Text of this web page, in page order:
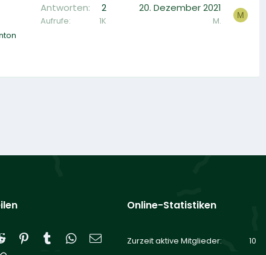
Antworten 2
Aufrufe 1K
20. Dezember 2021
M. M
Reddit Pinterest
Tumblr WhatsApp
E-Mail
Online-Statistiken
Zurzeit aktive Mitglieder 10